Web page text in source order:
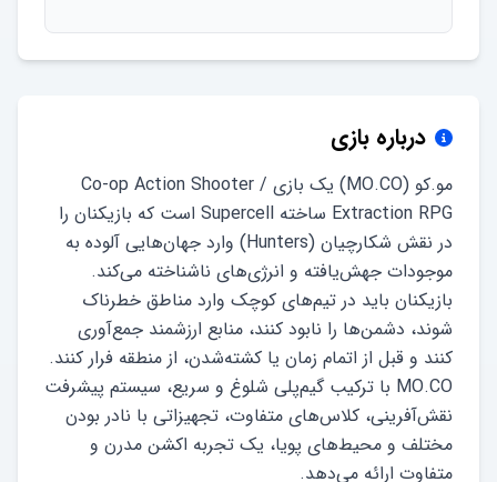
درباره بازی
مو.کو (MO.CO) یک بازی Co-op Action Shooter /
Extraction RPG ساخته Supercell است که بازیکنان را
در نقش شکارچیان (Hunters) وارد جهان‌هایی آلوده به
موجودات جهش‌یافته و انرژی‌های ناشناخته می‌کند.
بازیکنان باید در تیم‌های کوچک وارد مناطق خطرناک
شوند، دشمن‌ها را نابود کنند، منابع ارزشمند جمع‌آوری
MO.CO با ترکیب گیم‌پلی شلوغ و سریع، سیستم پیشرفت
نقش‌آفرینی، کلاس‌های متفاوت، تجهیزاتی با نادر بودن
مختلف و محیط‌های پویا، یک تجربه اکشن مدرن و